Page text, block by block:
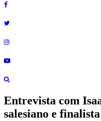
Entrevista com
salesiano e